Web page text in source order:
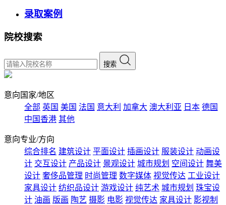
录取案例
院校搜索
搜索
意向国家/地区
全部 英国 美国 法国 意大利 加拿大 澳大利亚 日本 德国
中国香港 其他
意向专业/方向
综合排名 建筑设计 平面设计 插画设计 服装设计 动画设
计 交互设计 产品设计 景观设计 城市规划 空间设计 舞美
设计 奢侈品管理 时尚管理 数字媒体 视觉传达 工业设计
家具设计 纺织品设计 游戏设计 纯艺术 城市规划 珠宝设
计 油画 版画 陶艺 摄影 电影 视觉传达 家具设计 影视制